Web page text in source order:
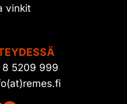
vinkit
8 5209 999